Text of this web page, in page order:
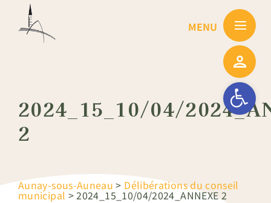
Ouvrir la
2024_15_10/04/
2
Aunay-sous-Auneau > Délibérations du conseil
municipal >2024_15_10/04/2024_ANNEXE 2